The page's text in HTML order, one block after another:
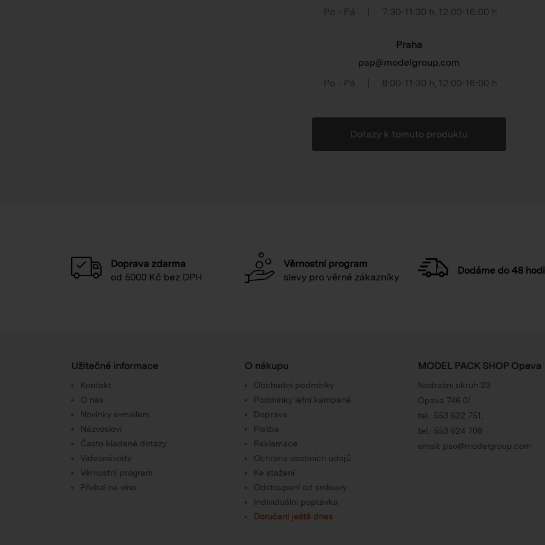
Po - Pá
7:30-11:30 h, 12:00-16:00 h
Praha
psp@modelgroup.com
Po - Pá
8:00-11:30 h, 12:00-16:00 h
Dotazy k tomuto produktu
Doprava zdarma
od 5000 Kč bez DPH
Věrnostní program
slevy pro věrné zákazníky
Dodáme do 48
Užitečné informace
Kontakt
O nás
Novinky e-mailem
Názvosloví
Často kladené dotazy
Videonávody
Věrnostní program
Přebal na víno
O nákupu
Obchodní podmínky
Podmínky letní kampaně
Doprava
Platba
Reklamace
Ochrana osobních údajů
Ke stažení
Odstoupení od smlouvy
Individuální poptávka
Doručení ještě dnes
MODEL PACK SHOP Opava
Nádražní okruh 23
Opava 746 01
tel.: 553 622 751
tel.: 553 624 708
email: pso@modelgroup.com